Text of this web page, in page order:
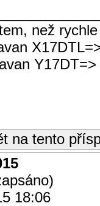
než
Y17DT=>
na tento
18:06